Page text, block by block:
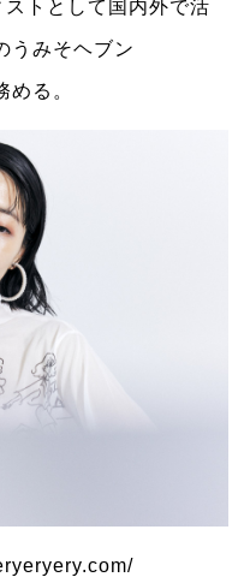
トとして国内外で活
うみそヘブン
る。